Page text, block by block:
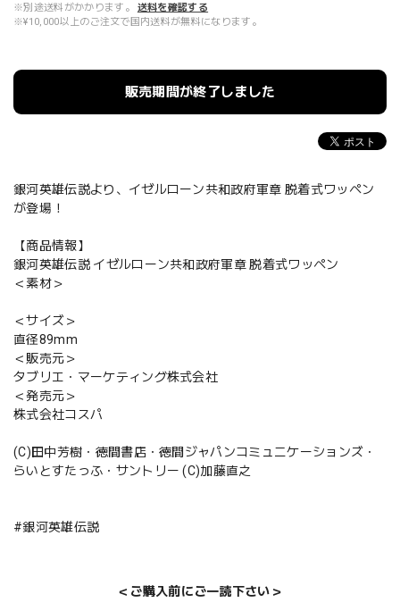
※別途送料がかかります。
送料を確認する
※¥10,000以上のご注文で国内送料が無料になります。
販売期間が終了しました
銀河英雄伝説より、イゼルローン共和政府軍章 脱着式ワッペン
が登場！
【商品情報】
銀河英雄伝説 イゼルローン共和政府軍章 脱着式ワッペン
＜素材＞
＜サイズ＞
直径89mm
＜販売元＞
タブリエ・マーケティング株式会社
＜発売元＞
株式会社コスパ
(C)田中芳樹・徳間書店・徳間ジャパンコミュニケーションズ・
らいとすたっふ・サントリー (C)加藤直之
#銀河英雄伝説
＜ご購入前にご一読下さい＞